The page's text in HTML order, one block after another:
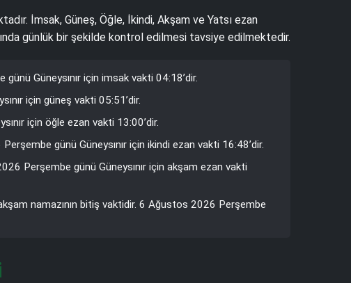
İmsak, Güneş, Öğle, İkindi, Akşam ve Yatsı ezan
günlük bir şekilde kontrol edilmesi tavsiye edilmektedir.
Güneysınır için imsak vakti 04:18’dir.
için güneş vakti 05:51’dir.
için öğle ezan vakti 13:00’dir.
günü Güneysınır için ikindi ezan vakti 16:48’dir.
Perşembe günü Güneysınır için akşam ezan vakti
namazının bitiş vaktidir. 6 Ağustos 2026 Perşembe